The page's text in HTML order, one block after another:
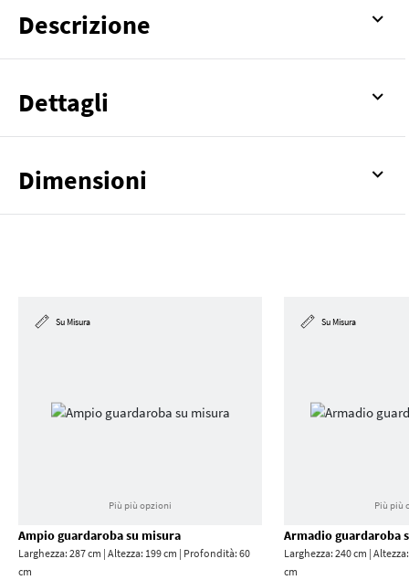
Descrizione
Dettagli
Dimensioni
Su Misura
Più più opzioni
Ampio guardaroba su misura
Larghezza: 287 cm | Altezza: 199 cm | Profondità: 60
cm
Su Misura
Più più
Armadio guardaroba
Larghezza: 240 cm |
cm